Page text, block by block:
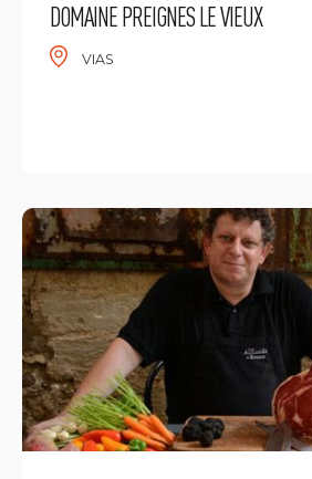
DOMAINE PREIGNES LE VIEUX
VIAS